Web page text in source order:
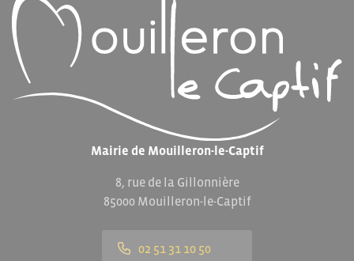
Mairie de Mouilleron-le-Captif
8, rue de la Gillonnière
85000 Mouilleron-le-Captif
02 51 31 10 50